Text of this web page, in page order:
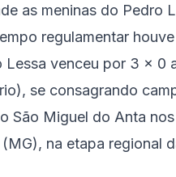
as meninas do Pedro
regulamentar houve
venceu por 3 x 0
se consagrando
São Miguel do Anta
na etapa regional